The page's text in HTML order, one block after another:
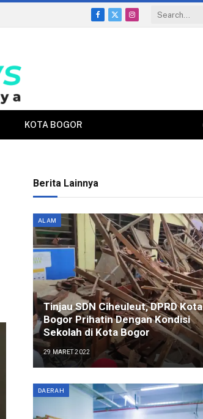
Facebook
X
Instagram
KOTA BOGOR
Berita Lainnya
ALAM
Tinjau SDN Ciheuleut, DPRD Kota
Bogor Prihatin Dengan Kondisi
Sekolah di Kota Bogor
29 MARET 2022
DAERAH